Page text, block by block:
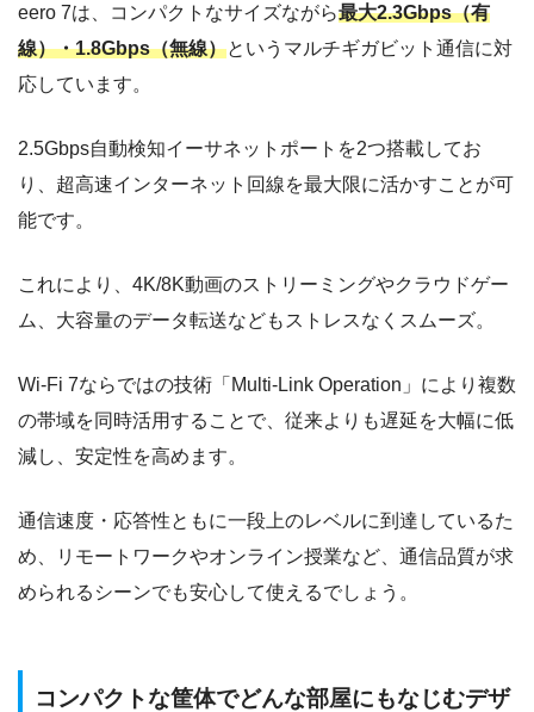
eero 7は、コンパクトなサイズながら最大2.3Gbps（有
線）・1.8Gbps（無線）というマルチギガビット通信に対
応しています。
2.5Gbps自動検知イーサネットポートを2つ搭載してお
り、超高速インターネット回線を最大限に活かすことが可
能です。
これにより、4K/8K動画のストリーミングやクラウドゲー
ム、大容量のデータ転送などもストレスなくスムーズ。
Wi-Fi 7ならではの技術「Multi-Link Operation」により複数
の帯域を同時活用することで、従来よりも遅延を大幅に低
減し、安定性を高めます。
通信速度・応答性ともに一段上のレベルに到達しているた
め、リモートワークやオンライン授業など、通信品質が求
められるシーンでも安心して使えるでしょう。
コンパクトな筐体でどんな部屋にもなじむデザ